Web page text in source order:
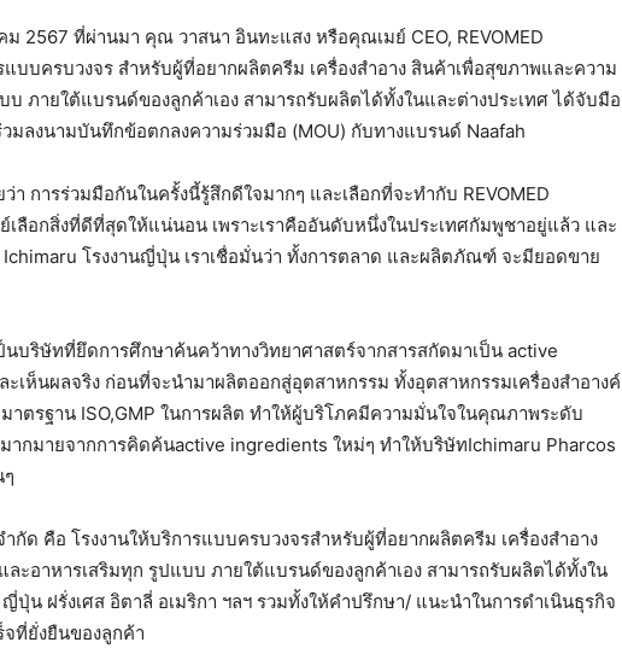
2567 ที่ผ่านมา คุณ วาสนา อินทะแสง หรือคุณเมย์ CEO, REVOMED
แบบครบวงจร สำหรับผู้ที่อยากผลิตครีม เครื่องสำอาง สินค้าเพื่อสุขภาพและความ
บ ภายใต้แบรนด์ของลูกค้าเอง สามารถรับผลิตได้ทั้งในและต่างประเทศ ได้จับมือ
มลงนามบันทึกข้อตกลงความร่วมมือ (MOU) กับทางแบรนด์ Naafah
ว่า การร่วมมือกันในครั้งนี้รู้สึกดีใจมากๆ และเลือกที่จะทำกับ REVOMED
ย์เลือกสิ่งที่ดีที่สุดให้แน่นอน เพราะเราคืออันดับหนึ่งในประเทศกัมพูชาอยู่แล้ว และ
โรงงานญี่ปุ่น เราเชื่อมั่นว่า ทั้งการตลาด และผลิตภัณฑ์ จะมียอดขาย
บริษัทที่ยึดการศึกษาค้นคว้าทางวิทยาศาสตร์จากสารสกัดมาเป็น active
เห็นผลจริง ก่อนที่จะนำมาผลิตออกสู่อุตสาหกรรม ทั้งอุตสาหกรรมเครื่องสำอางค์
าตรฐาน ISO,GMP ในการผลิต ทำให้ผู้บริโภคมีความมั่นใจในคุณภาพระดับ
ากมายจากการคิดค้นactive ingredients ใหม่ๆ ทำให้บริษัทIchimaru Pharcos
กัด คือ โรงงานให้บริการแบบครบวงจรสำหรับผู้ที่อยากผลิตครีม เครื่องสำอาง
ะอาหารเสริมทุก รูปแบบ ภายใต้แบรนด์ของลูกค้าเอง สามารถรับผลิตได้ทั้งใน
ปุ่น ฝรั่งเศส อิตาลี่ อเมริกา ฯลฯ รวมทั้งให้คำปรึกษา/ แนะนำในการดำเนินธุรกิจ
จที่ยั่งยืนของลูกค้า